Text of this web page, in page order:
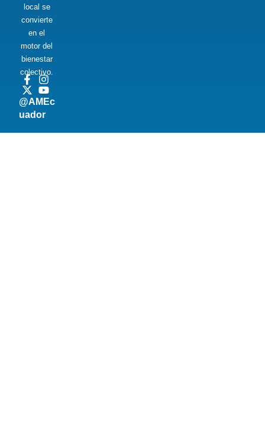
local se
convierte
en el
motor del
bienestar
colectivo.
@AMEc
uador